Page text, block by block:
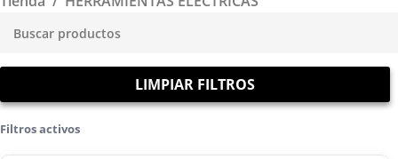
LIMPIAR FILTROS
Filtros activos